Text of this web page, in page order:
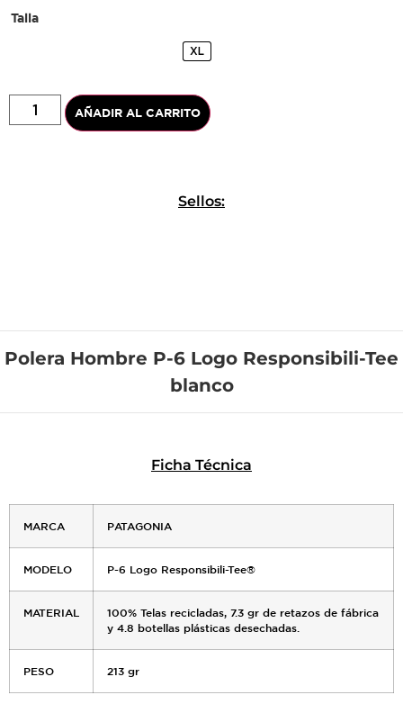
Talla
XL
AÑADIR AL CARRITO
Sellos:
Polera Hombre P-6 Logo Responsibili-Tee
blanco
Ficha Técnica
MARCA PATAGONIA
MODELO P-6 Logo Responsibili-Tee®
MATERIAL
100% Telas recicladas, 7.3 gr de retazos de fábrica
y 4.8 botellas plásticas desechadas.
PESO 213 gr